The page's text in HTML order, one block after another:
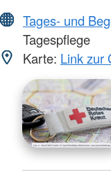
Tages- und
Tagespflege
Karte: Link zur